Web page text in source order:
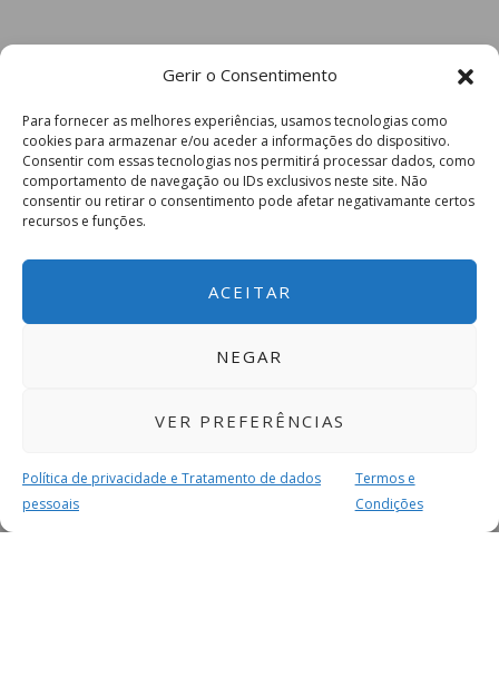
Gerir o Consentimento
Para fornecer as melhores experiências, usamos tecnologias como
cookies para armazenar e/ou aceder a informações do dispositivo.
Consentir com essas tecnologias nos permitirá processar dados, como
comportamento de navegação ou IDs exclusivos neste site. Não
consentir ou retirar o consentimento pode afetar negativamante certos
recursos e funções.
ACEITAR
NEGAR
VER PREFERÊNCIAS
Política de privacidade e Tratamento de dados
pessoais
Termos e
Condições